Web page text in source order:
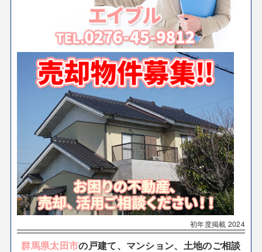
初年度掲載 2024
群馬県太田市の戸建て、マンション、土地のご相談